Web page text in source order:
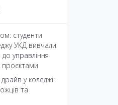
студенти
УКД вивчали
до управління
у коледжі:
та